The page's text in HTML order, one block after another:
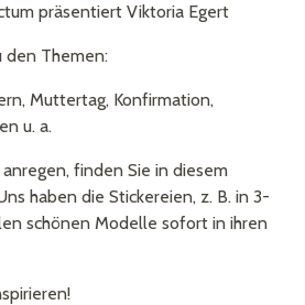
präsentiert Viktoria Egert
den Themen:
Muttertag, Konfirmation,
u. a.
finden Sie in diesem
haben die Stickereien, z. B. in 3-
schönen Modelle sofort in ihren